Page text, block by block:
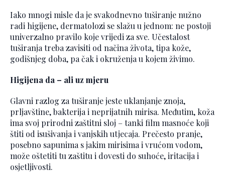
Iako mnogi misle da je svakodnevno tuširanje nužno
radi higijene, dermatolozi se slažu u jednom: ne postoji
univerzalno pravilo koje vrijedi za sve. Učestalost
tuširanja treba zavisiti od načina života, tipa kože,
godišnjeg doba, pa čak i okruženja u kojem živimo.
Higijena da – ali uz mjeru
Glavni razlog za tuširanje jeste uklanjanje znoja,
prljavštine, bakterija i neprijatnih mirisa. Međutim, koža
ima svoj prirodni zaštitni sloj – tanki film masnoće koji
štiti od isušivanja i vanjskih utjecaja. Prečesto pranje,
posebno sapunima s jakim mirisima i vrućom vodom,
može oštetiti tu zaštitu i dovesti do suhoće, iritacija i
osjetljivosti.